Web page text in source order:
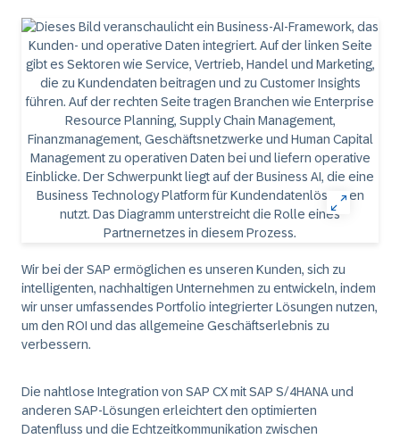
Wir bei der SAP ermöglichen es unseren Kunden, sich zu
intelligenten, nachhaltigen Unternehmen zu entwickeln, indem
wir unser umfassendes Portfolio integrierter Lösungen nutzen,
um den ROI und das allgemeine Geschäftserlebnis zu
verbessern.
Die nahtlose Integration von SAP CX mit SAP S/4HANA und
anderen SAP-Lösungen erleichtert den optimierten
Datenfluss und die Echtzeitkommunikation zwischen